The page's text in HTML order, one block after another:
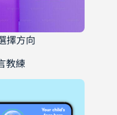
擇方向
教練